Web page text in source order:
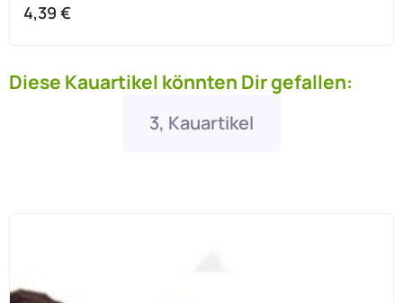
4,39 €
Diese Kauartikel könnten Dir gefallen:
3, Kauartikel